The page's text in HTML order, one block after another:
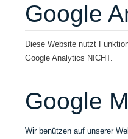
Google
Diese Website nutzt
Google Analytics NICHT.
Google
Wir benützen auf unserer